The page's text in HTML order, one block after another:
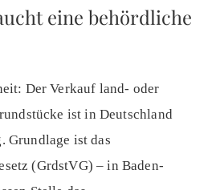
eine behördliche
Der Verkauf land- oder
ist in Deutschland
Grundlage ist das
(GrdstVG) – in Baden-